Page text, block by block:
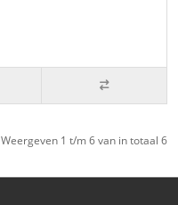
Weergeven 1 t/m 6 van in totaal 6